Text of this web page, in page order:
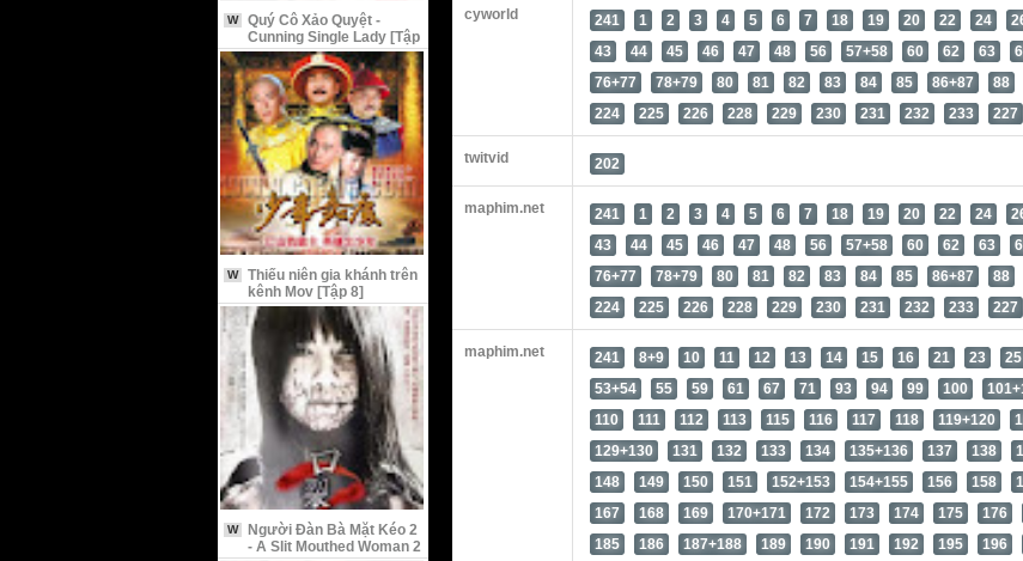
W
Quý Cô Xảo Quyệt -
Cunning Single Lady [Tập
9 Vietsub]
W
Thiếu niên gia khánh trên
kênh Mov [Tập 8]
W
Người Đàn Bà Mặt Kéo 2
- A Slit Mouthed Woman 2
cyworld 241 1 2 3 4 5 6 7 18 19 20 22 24
43
44 45 46 47 48 56 57+58 60 62 63
76+77
78+79 80 81 82 83 84 85 86+87 88
224
225 226 228 229 230 231 232 233 227
twitvid 202
maphim.net 241 1 2 3 4 5 6 7 18 19 20 22 24
43
44 45 46 47 48 56 57+58 60 62 63
76+77
78+79 80 81 82 83 84 85 86+87 88
224
225 226 228 229 230 231 232 233 227
maphim.net 241 8+9 10 11 12 13 14 15 16 21 23 25
53+54
55 59 61 67 71 93 94 99 100
110
111 112 113 115 116 117 118 119+120
129+130
131 132 133 134 135+136 137 138
148
149 150 151 152+153 154+155 156 158
167
168 169 170+171 172 173 174 175 176
185
186 187+188 189 190 191 192 195 196